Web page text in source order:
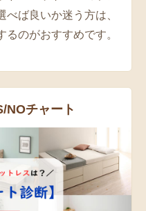
ば良いか迷う方は、
るのがおすすめです。
NOチャート